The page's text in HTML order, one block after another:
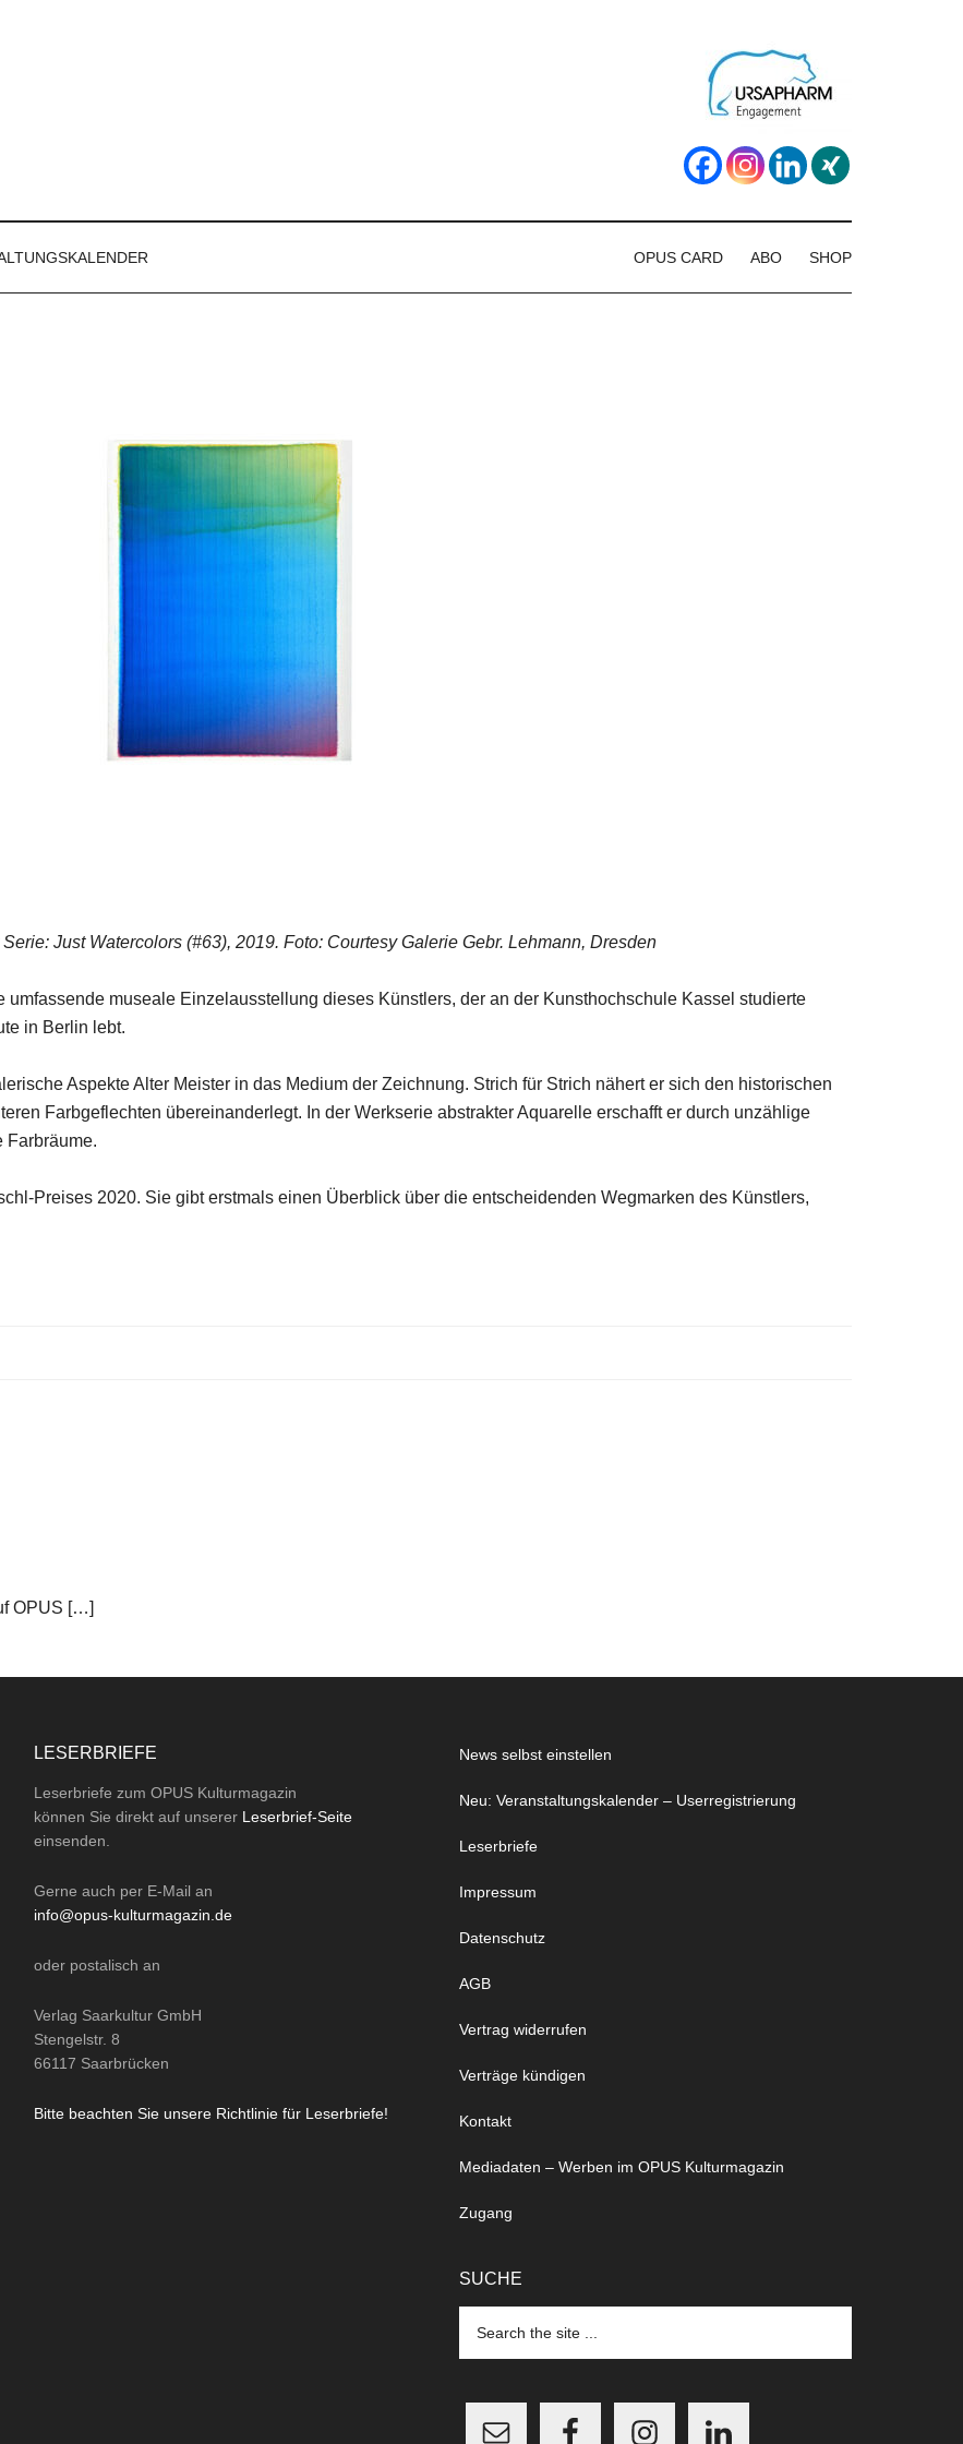
SHOP
ABO
OPUS CARD
Just Watercolors (#63), 2019. Foto: Courtesy Galerie Gebr. Lehmann, Dresden
umfassende museale Einzelausstellung dieses Künstlers, der an der Kunsthochschule Kassel studierte
in Berlin lebt.
Aspekte Alter Meister in das Medium der Zeichnung. Strich für Strich nähert er sich den historischen
Farbgeflechten übereinanderlegt. In der Werkserie abstrakter Aquarelle erschafft er durch unzählige
Farbräume.
Preises 2020. Sie gibt erstmals einen Überblick über die entscheidenden Wegmarken des Künstlers,
OPUS […]
LESERBRIEFE
Leserbriefe zum OPUS Kulturmagazin
können Sie direkt auf unserer Leserbrief-Seite
einsenden.
Gerne auch per E-Mail an
info@opus-kulturmagazin.de
oder postalisch an
Verlag Saarkultur GmbH
Stengelstr. 8
66117 Saarbrücken
Bitte beachten Sie unsere Richtlinie für Leserbriefe!
News selbst einstellen
Neu: Veranstaltungskalender – Userregistrierung
Leserbriefe
Impressum
Datenschutz
AGB
Vertrag widerrufen
Verträge kündigen
Kontakt
Mediadaten – Werben im OPUS Kulturmagazin
Zugang
SUCHE
the